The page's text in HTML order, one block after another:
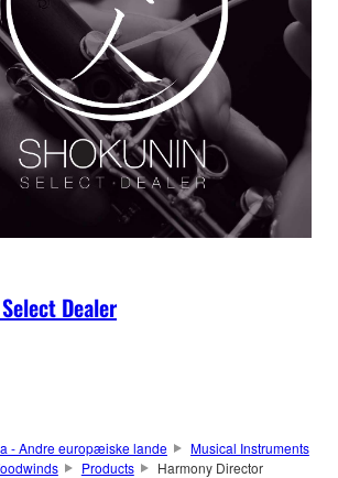
Dealer
- Andre europæiske lande
Musical Instruments
Products Harmony Director